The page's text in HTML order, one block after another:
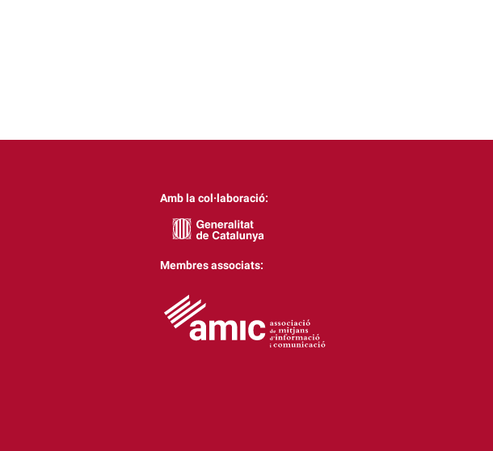
Amb la col·laboració:
Membres associats: